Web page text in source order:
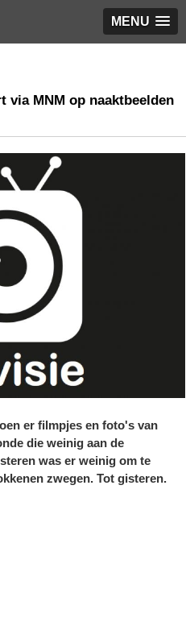
MENU
via MNM op naaktbeelden
er filmpjes en foto's van
die weinig aan de
was er weinig om te
zwegen. Tot gisteren.